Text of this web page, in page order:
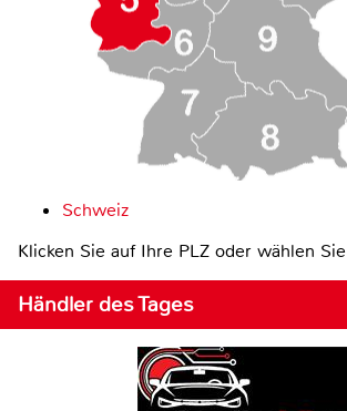
Schweiz
Klicken Sie auf Ihre PLZ oder wählen
Händler des Tages